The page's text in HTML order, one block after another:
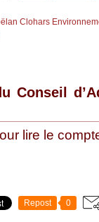
Clohars
Conseil
lire le
Repost 0